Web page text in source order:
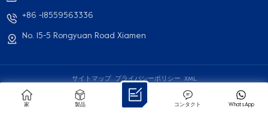
+86 -18559563336
No. 15-5 Rongyuan Road Xiamen
サイトマップ プライバシーポリシー
XML
© 2026 厦門エレメンツパッケージング株式会社 全著作権所有
IPv6 ネットワーク対応
家 製品 WhatsApp
コンタクト